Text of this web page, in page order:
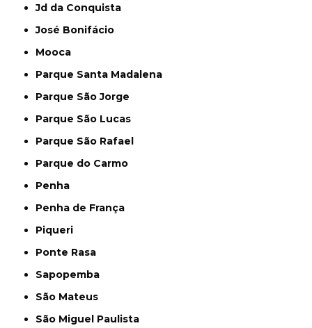
Jd da Conquista
José Bonifácio
Mooca
Parque Santa Madalena
Parque São Jorge
Parque São Lucas
Parque São Rafael
Parque do Carmo
Penha
Penha de França
Piqueri
Ponte Rasa
Sapopemba
São Mateus
São Miguel Paulista